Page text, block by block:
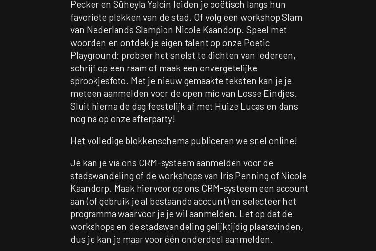
Pecker en Süheyla Yalcin leiden je poëtisch langs hun
favoriete plekken van de stad. Of volg een workshop Slam
van Nederlands Slampion Nicole Kaandorp. Speel met
woorden en ontdek je eigen talent op onze Poetic
Playground: probeer het snelst te dichten van iedereen,
schrijf op een raam of maak een onvergetelijke
sprookjesfoto. Met je nieuw gemaakte teksten kan je je
meteen aanmelden voor de open mic van Losse Eindjes.
Sluit hierna de dag feestelijk af met Huize Lucas en dans
nog na op onze afterparty!
Het volledige blokkenschema publiceren we snel online!
Je kan je via ons CRM-systeem aanmelden voor de
stadswandeling of de workshops van Iris Penning of Nicole
Kaandorp. Maak hiervoor op ons CRM-systeem een account
aan (of gebruik je al bestaande account) en selecteer het
programma waarvoor je je wil aanmelden. Let op dat de
workshops en de stadswandeling gelijktijdig plaatsvinden,
dus je kan je maar voor één onderdeel aanmelden.